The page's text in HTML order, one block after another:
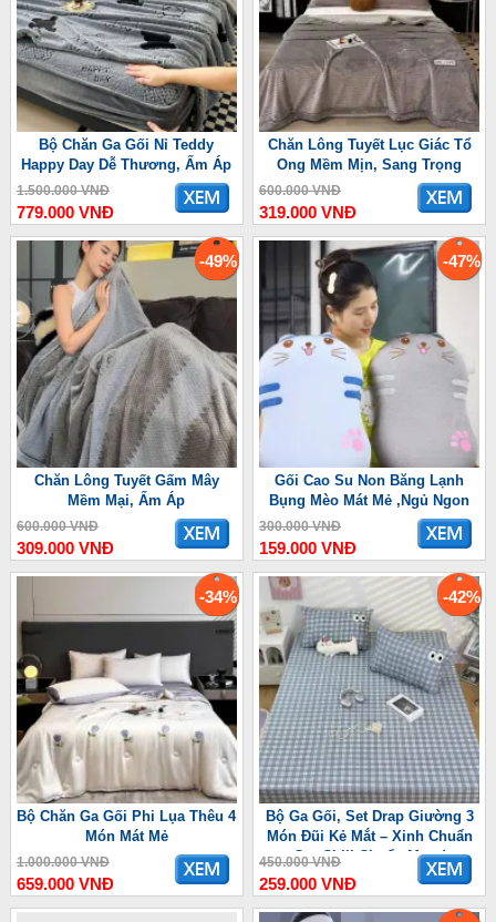
Bộ Chăn Ga Gối Nỉ Teddy
Happy Day Dễ Thương, Ấm Áp
1.500.000 VNĐ
779.000 VNĐ
Chăn Lông Tuyết Lục Giác Tổ
Ong Mềm Mịn, Sang Trọng
600.000 VNĐ
319.000 VNĐ
-49%
Chăn Lông Tuyết Gấm Mây
Mềm Mại, Ấm Áp
600.000 VNĐ
309.000 VNĐ
-47%
Gối Cao Su Non Băng Lạnh
Bụng Mèo Mát Mẻ ,Ngủ Ngon
300.000 VNĐ
159.000 VNĐ
-34%
Bộ Chăn Ga Gối Phi Lụa Thêu 4
Món Mát Mẻ
1.000.000 VNĐ
659.000 VNĐ
-42%
Bộ Ga Gối, Set Drap Giường 3
Món Đũi Kẻ Mắt – Xinh Chuẩn
Gu, Chill Chuẩn Mood
450.000 VNĐ
259.000 VNĐ